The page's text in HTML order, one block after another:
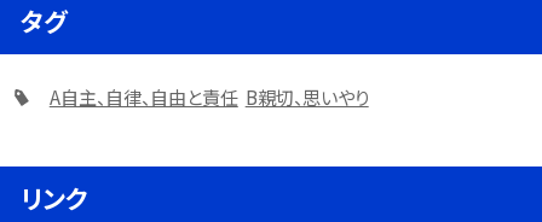
タグ
A自主、自律、自由と責任 B親切、思いやり
リンク